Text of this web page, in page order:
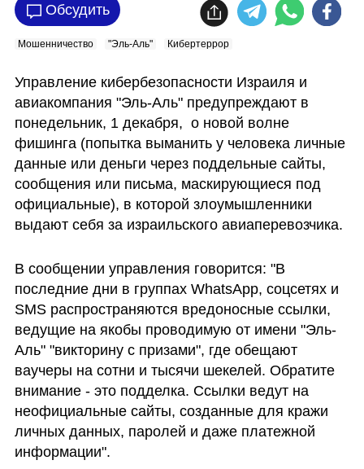
Обсудить
Мошенничество "Эль-Аль" Кибертеррор
Управление кибербезопасности Израиля и
авиакомпания "Эль-Аль" предупреждают в
понедельник, 1 декабря,  о новой волне
фишинга (попытка выманить у человека личные
данные или деньги через поддельные сайты,
сообщения или письма, маскирующиеся под
официальные), в которой злоумышленники
выдают себя за израильского авиаперевозчика.
В сообщении управления говорится: "В
последние дни в группах WhatsApp, соцсетях и
SMS распространяются вредоносные ссылки,
ведущие на якобы проводимую от имени "Эль-
Аль" "викторину с призами", где обещают
ваучеры на сотни и тысячи шекелей. Обратите
внимание - это подделка. Ссылки ведут на
неофициальные сайты, созданные для кражи
личных данных, паролей и даже платежной
информации".